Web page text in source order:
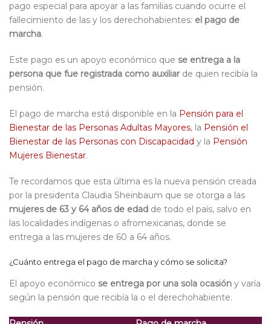
pago especial para apoyar a las familias cuando ocurre el
fallecimiento de las y los derechohabientes: el pago de
marcha.
Este pago es un apoyo económico que se entrega a la
persona que fue registrada como auxiliarde quien recibía la
pensión.
El pago de marcha está disponible en la Pensión para el
Bienestar de las Personas Adultas Mayores, la Pensión el
Bienestar de las Personas con Discapacidad y la Pensión
Mujeres Bienestar.
Te recordamos que esta última es la nueva pensión creada
por la presidenta Claudia Sheinbaum que se otorga a las
mujeres de 63 y 64 años de edad de todo el país, salvo en
las localidades indígenas o afromexicanas, donde se
entrega a las mujeres de 60 a 64 años.
¿Cuánto entrega el pago de marcha y cómo se solicita?
El apoyo económico se entrega por una sola ocasión y varía
según la pensión que recibía la o el derechohabiente.